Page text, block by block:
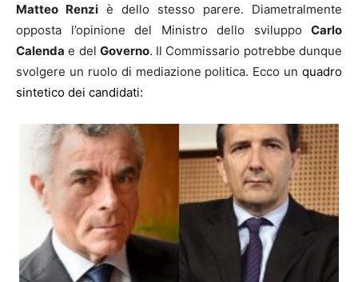
Matteo Renzi è dello stesso parere. Diametralmente
opposta l’opinione del Ministro dello sviluppo Carlo
Calenda e del Governo. Il Commissario potrebbe dunque
svolgere un ruolo di mediazione politica. Ecco un quadro
sintetico dei candidati: